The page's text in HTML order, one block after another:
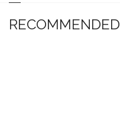
RECOMMENDED